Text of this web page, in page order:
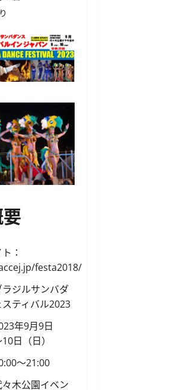
：
festa2018/
ジルサンバダ
スティバル2023
年9月9日
10日（日）
〜21:00
木公園イベン